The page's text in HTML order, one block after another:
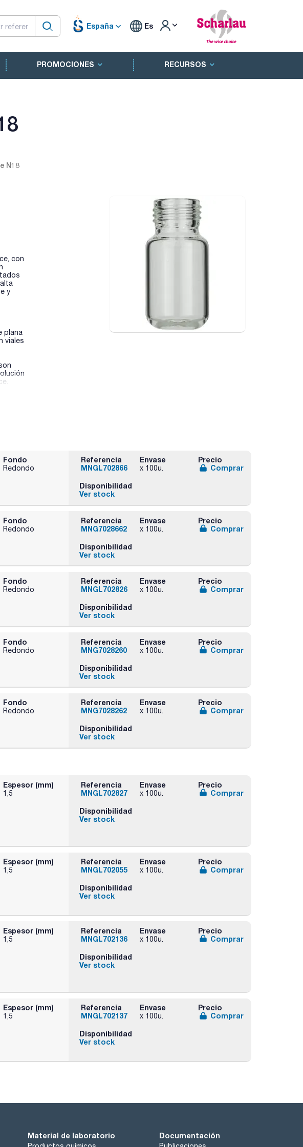
España Es
PROMOCIONES RECURSOS
N18
con
y
plana
viales
Fondo
Redondo
Referencia
MNGL702866
Envase
x 100u.
Precio
Comprar
Disponibilidad
Ver stock
Fondo
Redondo
Referencia
MNG7028662
Envase
x 100u.
Precio
Comprar
Disponibilidad
Ver stock
Fondo
Redondo
Referencia
MNGL702826
Envase
x 100u.
Precio
Comprar
Disponibilidad
Ver stock
Fondo
Redondo
Referencia
MNG7028260
Envase
x 100u.
Precio
Comprar
Disponibilidad
Ver stock
Fondo
Redondo
Referencia
MNG7028262
Envase
x 100u.
Precio
Comprar
Disponibilidad
Ver stock
Espesor (mm)
1,5
Referencia
MNGL702827
Envase
x 100u.
Precio
Comprar
Disponibilidad
Ver stock
Espesor (mm)
1,5
Referencia
MNGL702055
Envase
x 100u.
Precio
Comprar
Disponibilidad
Ver stock
Espesor (mm)
1,5
Referencia
MNGL702136
Envase
x 100u.
Precio
Comprar
Disponibilidad
Ver stock
Espesor (mm)
1,5
Referencia
MNGL702137
Envase
x 100u.
Precio
Comprar
Disponibilidad
Ver stock
Material de laboratorio Documentación